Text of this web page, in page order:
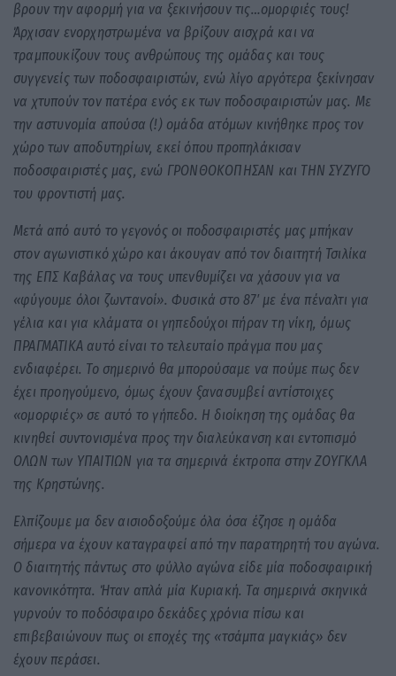
βρουν την αφορμή για να ξεκινήσουν τις…ομορφιές τους!
Άρχισαν ενορχηστρωμένα να βρίζουν αισχρά και να
τραμπουκίζουν τους ανθρώπους της ομάδας και τους
συγγενείς των ποδοσφαιριστών, ενώ λίγο αργότερα ξεκίνησαν
να χτυπούν τον πατέρα ενός εκ των ποδοσφαιριστών μας. Με
την αστυνομία απούσα (!) ομάδα ατόμων κινήθηκε προς τον
χώρο των αποδυτηρίων, εκεί όπου προπηλάκισαν
ποδοσφαιριστές μας, ενώ ΓΡΟΝΘΟΚΟΠΗΣΑΝ και ΤΗΝ ΣΥΖΥΓΟ
του φροντιστή μας.
Μετά από αυτό το γεγονός οι ποδοσφαιριστές μας μπήκαν
στον αγωνιστικό χώρο και άκουγαν από τον διαιτητή Τσιλίκα
της ΕΠΣ Καβάλας να τους υπενθυμίζει να χάσουν για να
«φύγουμε όλοι ζωντανοί». Φυσικά στο 87′ με ένα πέναλτι για
γέλια και για κλάματα οι γηπεδούχοι πήραν τη νίκη, όμως
ΠΡΑΓΜΑΤΙΚΑ αυτό είναι το τελευταίο πράγμα που μας
ενδιαφέρει. Το σημερινό θα μπορούσαμε να πούμε πως δεν
έχει προηγούμενο, όμως έχουν ξανασυμβεί αντίστοιχες
«ομορφιές» σε αυτό το γήπεδο. Η διοίκηση της ομάδας θα
κινηθεί συντονισμένα προς την διαλεύκανση και εντοπισμό
ΟΛΩΝ των ΥΠΑΙΤΙΩΝ για τα σημερινά έκτροπα στην ΖΟΥΓΚΛΑ
της Κρηστώνης.
Ελπίζουμε μα δεν αισιοδοξούμε όλα όσα έζησε η ομάδα
σήμερα να έχουν καταγραφεί από την παρατηρητή του αγώνα.
Ο διαιτητής πάντως στο φύλλο αγώνα είδε μία ποδοσφαιρική
κανονικότητα. Ήταν απλά μία Κυριακή. Τα σημερινά σκηνικά
γυρνούν το ποδόσφαιρο δεκάδες χρόνια πίσω και
επιβεβαιώνουν πως οι εποχές της «τσάμπα μαγκιάς» δεν
έχουν περάσει.